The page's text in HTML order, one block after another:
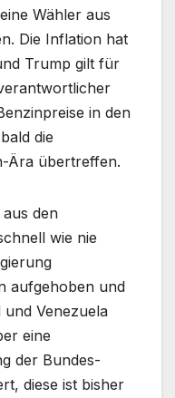
Wähler aus
Die Inflation hat
Trump gilt für
in den
die
Ära übertreffen.
den
wie nie
aufgehoben und
und Venezuela
eine
der Bundes-
diese ist bisher